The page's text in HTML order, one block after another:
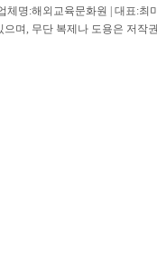
체명:해외교육문화원 | 대표:최
며, 무단 복제나 도용은 저